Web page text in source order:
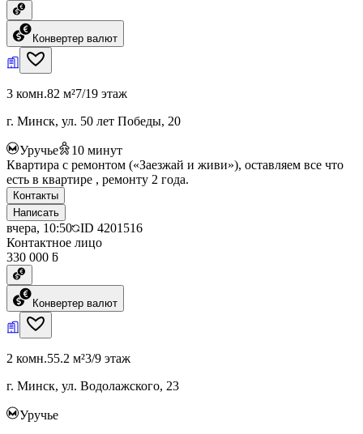
Конвертер валют
3 комн.82 м²7/19 этаж
г. Минск, ул. 50 лет Победы, 20
Уручье 10 минут
Квартира с ремонтом («Заезжай и живи»), оставляем все что
есть в квартире , ремонту 2 года.
Контакты
Написать
вчера, 10:50 ID 4201516
Контактное лицо
330 000 ƃ
Конвертер валют
2 комн.55.2 м²3/9 этаж
г. Минск, ул. Водолажского, 23
Уручье